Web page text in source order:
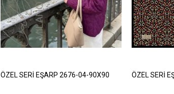
ÖZEL SERİ EŞARP 2676-04-90X90 ÖZEL SERİ